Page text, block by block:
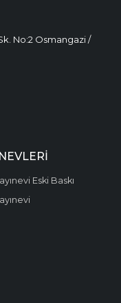
No:2 Osmangazi /
Eski Baskı